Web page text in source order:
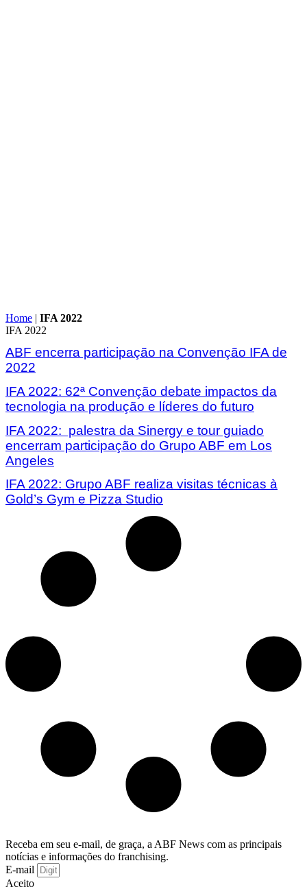
Home | IFA 2022
IFA 2022
ABF encerra participação na Convenção IFA de
2022
IFA 2022: 62ª Convenção debate impactos da
tecnologia na produção e líderes do futuro
IFA 2022: palestra da Sinergy e tour guiado
encerram participação do Grupo ABF em Los
Angeles
IFA 2022: Grupo ABF realiza visitas técnicas à
Gold’s Gym e Pizza Studio
Receba em seu e-mail, de graça, a ABF News com as principais
notícias e informações do franchising.
E-mail
Aceito